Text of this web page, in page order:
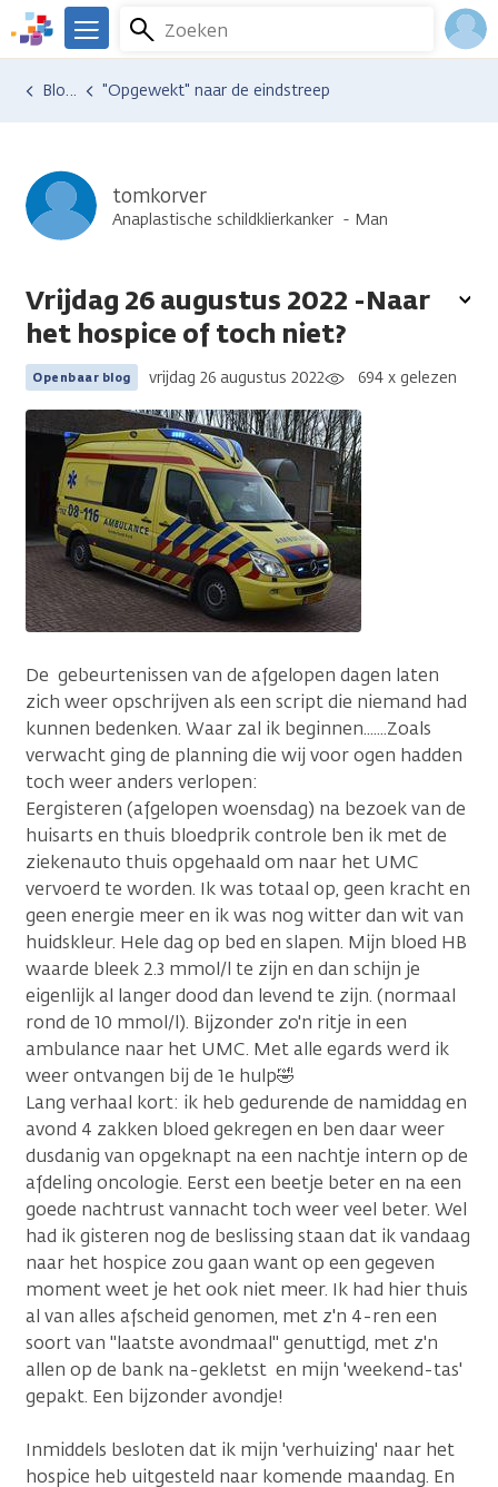
Overslaan
en
naar
We
er
Kanker.nl
Zoeken
Menu
Ervaringen van anderen
Blogsoverzicht "Opgewekt" naar de eindstreep
tomkorver
Anaplastische schildklierkanker Man
Vrijdag 26 augustus 2022 -Naar
het hospice of toch niet?
Openbaar blog vrijdag 26 augustus 2022 694 x gelezen
De gebeurtenissen van de afgelopen dagen laten
zich weer opschrijven als een script die niemand had
kunnen bedenken. Waar zal ik beginnen.......Zoals
verwacht ging de planning die wij voor ogen hadden
toch weer anders verlopen:
Eergisteren (afgelopen woensdag) na bezoek van de
huisarts en thuis bloedprik controle ben ik met de
ziekenauto thuis opgehaald om naar het UMC
vervoerd te worden. Ik was totaal op, geen kracht en
geen energie meer en ik was nog witter dan wit van
huidskleur. Hele dag op bed en slapen. Mijn bloed HB
waarde bleek 2.3 mmol/l te zijn en dan schijn je
eigenlijk al langer dood dan levend te zijn. (normaal
rond de 10 mmol/l). Bijzonder zo'n ritje in een
ambulance naar het UMC. Met alle egards werd ik
weer ontvangen bij de 1e hulp🤣
Lang verhaal kort: ik heb gedurende de namiddag en
avond 4 zakken bloed gekregen en ben daar weer
dusdanig van opgeknapt na een nachtje intern op de
afdeling oncologie. Eerst een beetje beter en na een
goede nachtrust vannacht toch weer veel beter. Wel
had ik gisteren nog de beslissing staan dat ik vandaag
naar het hospice zou gaan want op een gegeven
moment weet je het ook niet meer. Ik had hier thuis
al van alles afscheid genomen, met z'n 4-ren een
soort van "laatste avondmaal" genuttigd, met z'n
allen op de bank na-gekletst en mijn 'weekend-tas'
gepakt. Een bijzonder avondje!
Inmiddels besloten dat ik mijn 'verhuizing' naar het
hospice heb uitgesteld naar komende maandag. En